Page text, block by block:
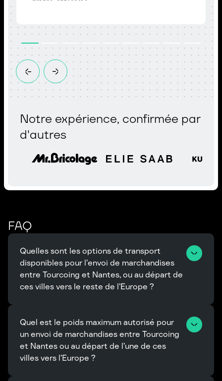
Notre expérience, confirmée par
d'autres
FAQ
Quelles sont les options de transport
disponibles pour l’envoi de marchandises
entre Tourcoing et Nantes, ou au départ de
ces villes vers le reste de l’Europe ?
Quel est le poids maximum autorisé pour
un envoi de marchandises entre Tourcoing
et Nantes ou au départ de l’une de ces
villes vers l’Europe ?